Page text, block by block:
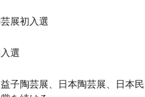
展初入選
選
芸展、日本陶芸展、日本民